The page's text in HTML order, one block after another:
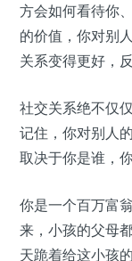
方会如何看待你
的价值，你对别
关系变得更好，
社交关系绝不仅
记住，你对别人
取决于你是谁，
你是一个百万富
来，小孩的父母
天跪着给这小孩